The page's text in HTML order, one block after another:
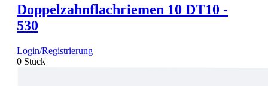
Doppelzahnflachriemen 10 DT10 -
530
Login/Registrierung
0 Stück